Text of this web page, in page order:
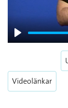
Play
Videolänkar